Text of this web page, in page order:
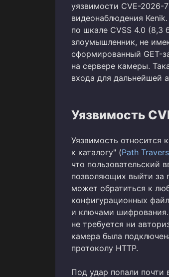
уязвимости CVE-2026-
видеонаблюдения
по шкале CVSS 4.0 (8,3
злоумышленник, не
сформированный GET-
на сервере камеры.
входа для дальнейшей
Уязвимость
Уязвимость относится
к каталогу" (Path
что пользовательский
позволяющих выйти за
может обратиться к
конфигурационных
и ключами шифрования.
не требуется ни
камера была
протоколу HTTP.
Под удар попали почти